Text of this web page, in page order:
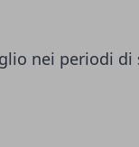
nei periodi